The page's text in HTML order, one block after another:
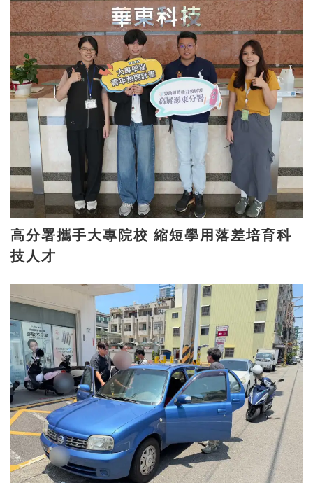
高分署攜手大專院校 縮短學用落差培育科
技人才